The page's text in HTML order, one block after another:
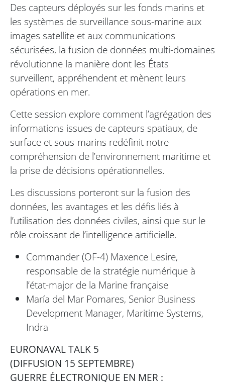
Des capteurs déployés sur les fonds marins et
les systèmes de surveillance sous-marine aux
images satellite et aux communications
sécurisées, la fusion de données multi-domaines
révolutionne la manière dont les États
surveillent, appréhendent et mènent leurs
opérations en mer.
Cette session explore comment l’agrégation des
informations issues de capteurs spatiaux, de
surface et sous-marins redéfinit notre
compréhension de l’environnement maritime et
la prise de décisions opérationnelles.
Les discussions porteront sur la fusion des
données, les avantages et les défis liés à
l’utilisation des données civiles, ainsi que sur le
rôle croissant de l’intelligence artificielle.
Commander (OF-4) Maxence Lesire,
responsable de la stratégie numérique à
l’état-major de la Marine française
María del Mar Pomares, Senior Business
Development Manager, Maritime Systems,
Indra
EURONAVAL TALK 5
(DIFFUSION 15 SEPTEMBRE)
GUERRE ÉLECTRONIQUE EN MER :